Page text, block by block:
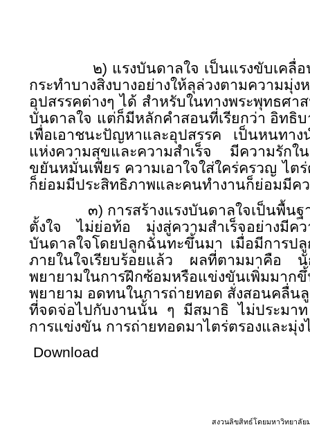
๒) แรงบันดาลใจ เป็นแรงขับเคลื่
กระทำบางสิ่งบางอย่างให้ลุล่วงตามความ
อุปสรรคต่างๆ ได้ สำหรับในทางพระพุทธศา
บันดาลใจ แต่ก็มีหลักคำสอนที่เรียกว่า อิทธิ
เพื่อเอาชนะปัญหาและอุปสรรค เป็นหนทา
แห่งความสุขและความสำเร็จ มีความรัก
ขยันหมั่นเพียร ความเอาใจใส่ใคร่ครวญ ไต
ก็ย่อมมีประสิทธิภาพและคนทำงานก็ย่อมมีค
๓) การสร้างแรงบันดาลใจเป็นพื้น
ตั้งใจ ไม่ย่อท้อ มุ่งสู่ความสำเร็จอย่างมีค
บันดาลใจโดยปลูกฉันทะขึ้นมา เมื่อมีการป
ภายในใจเรียบร้อยแล้ว ผลที่ตามมาคือ
พยายามในการฝึกซ้อมหรือแข่งขันเพิ่มมาก
พยายาม อดทนในการถ่ายทอด สั่งสอนคลื่น
ที่จดจ่อไปกับงานนั้น ๆ มีสมาธิ ไม่ประมา
การแข่งขัน การถ่ายทอดมาไตร่ตรองและมุ่
Download
สงวนลิขสิทธ์โดยมหาวิทยาลั